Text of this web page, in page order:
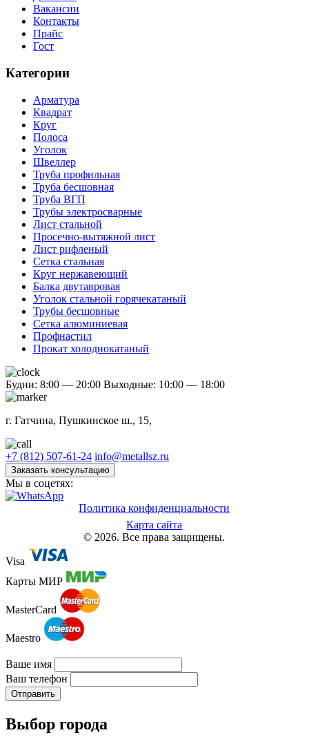
Вакансии
Контакты
Прайс
Гост
Категории
Арматура
Квадрат
Круг
Полоса
Уголок
Швеллер
Труба профильная
Труба бесшовная
Труба ВГП
Трубы электросварные
Лист стальной
Просечно-вытяжной лист
Лист рифленый
Сетка стальная
Круг нержавеющий
Балка двутавровая
Уголок стальной горячекатаный
Трубы бесшовные
Сетка алюминиевая
Профнастил
Прокат холоднокатаный
Будни: 8:00 — 20:00 Выходные: 10:00 — 18:00
г. Гатчина, Пушкинское ш., 15,
+7 (812) 507-61-24 info@metallsz.ru
Заказать консультацию
Мы в соцетях:
Политика конфиденциальности
Карта сайта
© 2026. Все права защищены.
Visa
Карты МИР
MasterCard
Maestro
Ваше имя
Ваш телефон
Отправить
Выбор города